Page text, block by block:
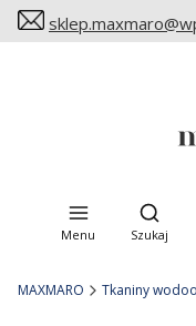
Menu Szukaj
MAXMARO Tkaniny